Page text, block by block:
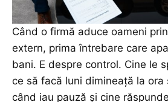
Când o firmă aduce oameni
extern, prima întrebare care
bani. E despre control. Cine le
ce să facă luni dimineață la ora
când iau pauză și cine